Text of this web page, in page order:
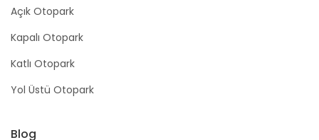
Açık Otopark
Kapalı Otopark
Katlı Otopark
Yol Üstü Otopark
Blog